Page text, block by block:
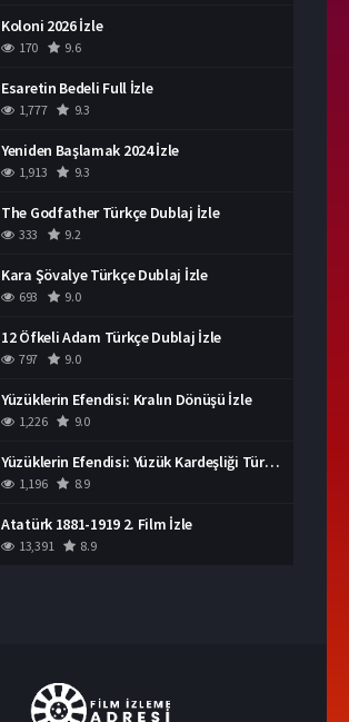
Koloni 2026 İzle
170 9.6
Esaretin Bedeli Full İzle
1,777 9.3
Yeniden Başlamak 2024 İzle
1,913 9.3
The Godfather Türkçe Dublaj İzle
333 9.2
Kara Şövalye Türkçe Dublaj İzle
693 9.0
12 Öfkeli Adam Türkçe Dublaj İzle
797 9.0
Yüzüklerin Efendisi: Kralın Dönüşü İzle
1,226 9.0
Yüzüklerin Efendisi: Yüzük Kardeşliği Türkçe Dublaj İzle
1,196 8.9
Atatürk 1881-1919 2. Film İzle
13,391 8.9